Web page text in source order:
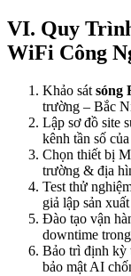
VI. Quy
WiFi Công
Khảo sát sóng
trường – Bắc
Lập sơ đồ site
kênh tần số
Chọn thiết bị
trường & địa
Test thử
giả lập sản
Đào tạo vận
downtime
Bảo trì định kỳ
bảo mật AI